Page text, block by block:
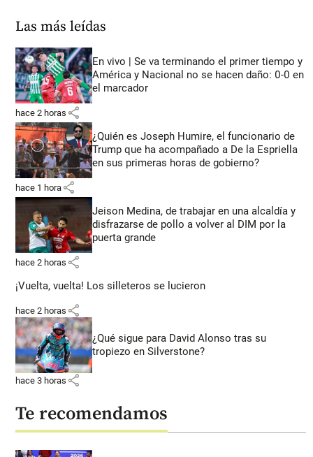
Las más leídas
En vivo | Se va terminando el primer tiempo y
América y Nacional no se hacen daño: 0-0 en
el marcador
hace 2 horas share
¿Quién es Joseph Humire, el funcionario de
Trump que ha acompañado a De la Espriella
en sus primeras horas de gobierno?
hace 1 hora share
Jeison Medina, de trabajar en una alcaldía y
disfrazarse de pollo a volver al DIM por la
puerta grande
hace 2 horas share
¡Vuelta, vuelta! Los silleteros se lucieron
hace 2 horas share
¿Qué sigue para David Alonso tras su
tropiezo en Silverstone?
hace 3 horas share
Te recomendamos